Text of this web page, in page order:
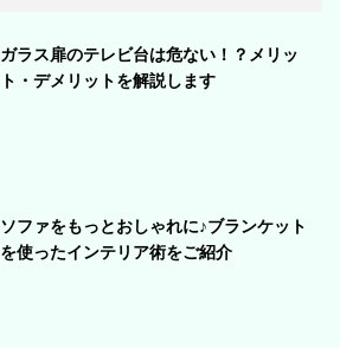
ガラス扉のテレビ台は危ない！？メリッ
ト・デメリットを解説します
ソファをもっとおしゃれに♪ブランケット
を使ったインテリア術をご紹介